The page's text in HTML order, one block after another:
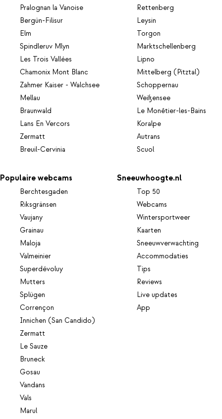
Pralognan la Vanoise
Bergün-Filisur
Elm
Spindleruv Mlyn
Les Trois Vallées
Chamonix Mont Blanc
Zahmer Kaiser - Walchsee
Mellau
Braunwald
Lans En Vercors
Zermatt
Breuil-Cervinia
Rettenberg
Leysin
Torgon
Marktschellenberg
Lipno
Mittelberg (Pitztal)
Schoppernau
Weißensee
Le Monêtier-les-Bains
Koralpe
Autrans
Scuol
Populaire webcams
Berchtesgaden
Riksgränsen
Vaujany
Grainau
Maloja
Valmeinier
Superdévoluy
Mutters
Splügen
Corrençon
Innichen (San Candido)
Zermatt
Le Sauze
Bruneck
Gosau
Vandans
Vals
Marul
Sneeuwhoogte.nl
Top 50
Webcams
Wintersportweer
Kaarten
Sneeuwverwachting
Accommodaties
Tips
Reviews
Live updates
App